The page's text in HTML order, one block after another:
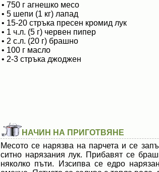
• 750 г агнешко месо
• 5 шепи (1 кг) лапад
• 15-20 стръка пресен кромид лук
• 1 ч.л. (5 г) червен пипер
• 2 с.л. (20 г) брашно
• 100 г масло
• 2-3 стръка джоджен
НАЧИН НА ПРИГОТВЯНЕ
Месото се нарязва на парчета и се
ситно нарязания лук. Прибавят се
няколко пъти. Изсипва се едро